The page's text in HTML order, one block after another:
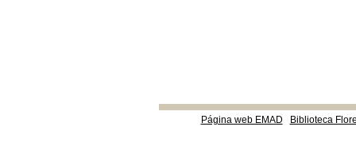
Página web EMAD Biblioteca